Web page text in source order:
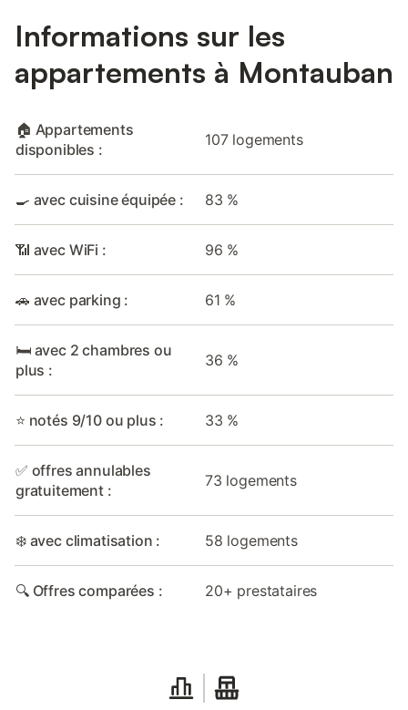
Informations sur les
appartements à Montauban
🏠 Appartements
disponibles :
107 logements
🍳 avec cuisine équipée : 83 %
📶 avec WiFi : 96 %
🚗 avec parking : 61 %
🛏️ avec 2 chambres ou
plus :
36 %
⭐ notés 9/10 ou plus : 33 %
✅ offres annulables
gratuitement :
73 logements
❄️ avec climatisation : 58 logements
🔍 Offres comparées : 20+ prestataires